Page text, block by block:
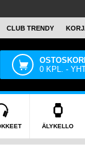
CLUB TRENDY
0 KPL. -
ÄLYKELLO